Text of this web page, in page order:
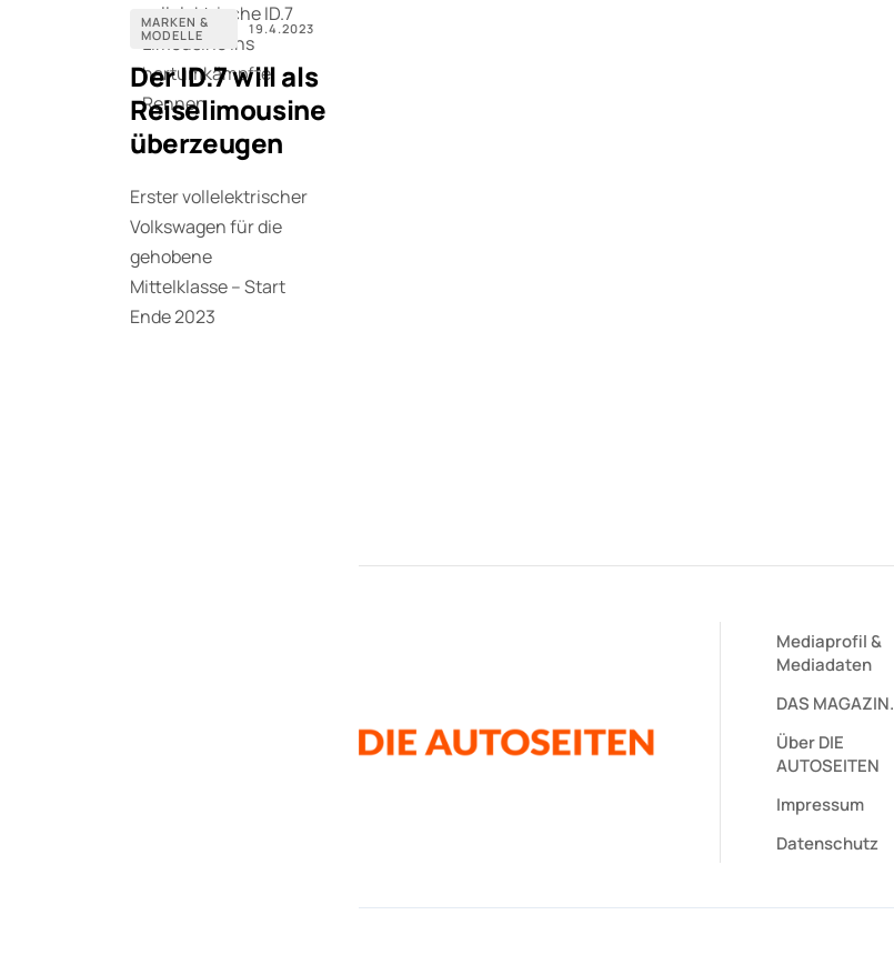
vollelektrische ID.7
Limousine ins
hartumkämpfte
Rennen
MARKEN &
MODELLE
19.4.2023
Der ID.7 will als
Reiselimousine
überzeugen
Erster vollelektrischer
Volkswagen für die
gehobene
Mittelklasse – Start
Ende 2023
Mediaprofil&
Mediadaten
DAS MAGAZIN.
Über DIE
AUTOSEITEN
Impressum
Datenschutz